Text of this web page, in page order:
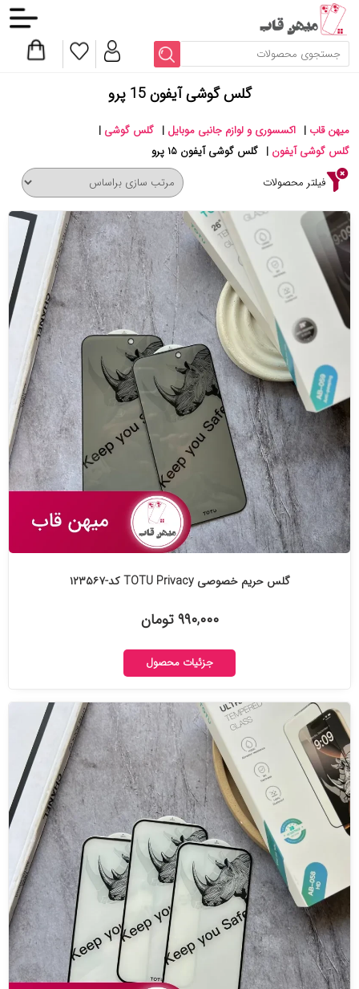
گلس گوشی آیفون 15 پرو
میهن قاب | اکسسوری و لوازم جانبی موبایل | گلس گوشی |
گلس گوشی آیفون | گلس گوشی آیفون ۱۵ پرو
فیلتر محصولات
گلس حریم خصوصی TOTU Privacy کد-۱۲۳۵۶۷
۹۹۰,۰۰۰ تومان
جزئیات محصول